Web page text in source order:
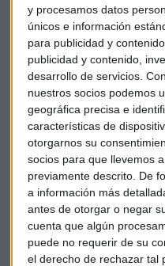
y procesamos datos
únicos e información
para publicidad y
publicidad y contenido,
desarrollo de servicios.
nuestros socios podemos
geográfica precisa e
características de
otorgarnos su
socios para que llevemos
previamente descrito. De
a información más
antes de otorgar o negar
cuenta que algún
puede no requerir de su
el derecho de rechazar tal
Este lunes el empresario
neto aumentar en $ 7.200
millones de dólares
parte del S&P 500. Y ojo,
par de semanas porque en
patrimonio ha aumentado
El único que supera a
en el ranking desde 2017.
millones de dólares de
de millones para quitarle el
acción de Tesla sigue al
convertirse en la